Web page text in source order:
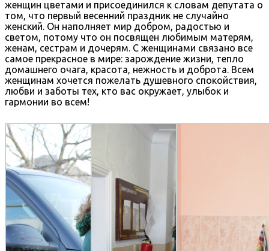
женщин цветами и присоединился к словам депутата о
том, что первый весенний праздник не случайно
женский. Он наполняет мир добром, радостью и
светом, потому что он посвящен любимым матерям,
женам, сестрам и дочерям. С женщинами связано все
самое прекрасное в мире: зарождение жизни, тепло
домашнего очага, красота, нежность и доброта. Всем
женщинам хочется пожелать душевного спокойствия,
любви и заботы тех, кто вас окружает, улыбок и
гармонии во всем!